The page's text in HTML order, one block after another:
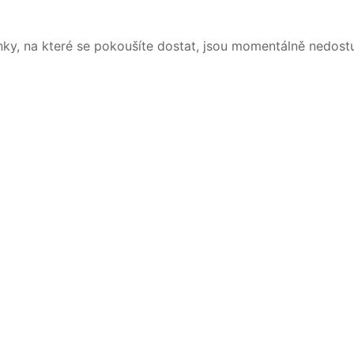
na které se pokoušíte dostat, jsou momentálně